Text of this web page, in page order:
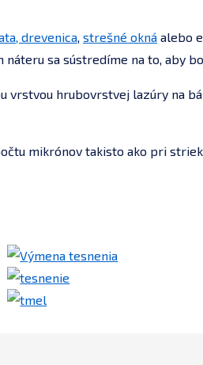
drevenica strešné okná alebo
sa sústredíme na to, aby
vrstvou hrubovrstvej lazúry na
mikrónov takisto ako pri